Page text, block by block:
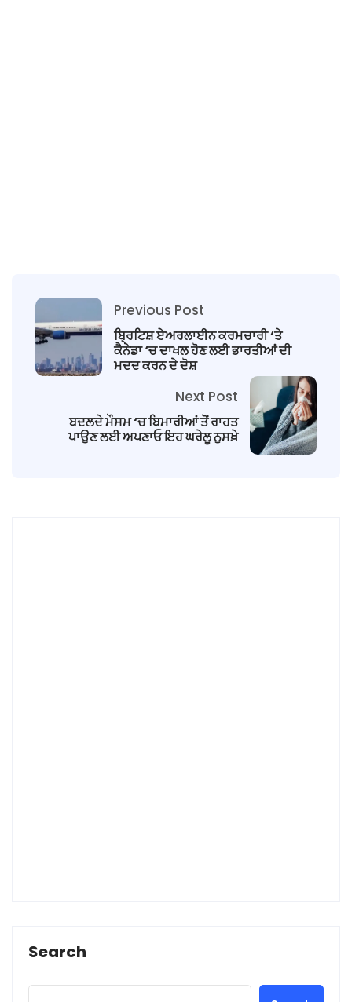
Previous Post
ਬ੍ਰਿਟਿਸ਼ ਏਅਰਲਾਈਨ ਕਰਮਚਾਰੀ ‘ਤੇ
ਕੈਨੇਡਾ ‘ਚ ਦਾਖਲ ਹੋਣ ਲਈ ਭਾਰਤੀਆਂ ਦੀ
ਮਦਦ ਕਰਨ ਦੇ ਦੋਸ਼
Next Post
ਬਦਲਦੇ ਮੌਸਮ ‘ਚ ਬਿਮਾਰੀਆਂ ਤੋਂ ਰਾਹਤ
ਪਾਉਣ ਲਈ ਅਪਣਾਓ ਇਹ ਘਰੇਲੂ ਨੁਸਖ਼ੇ
Search